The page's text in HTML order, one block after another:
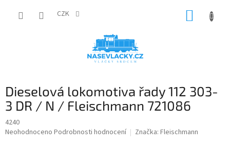
CZK
Dieselová lokomotiva řady 112 303-
3 DR / N / Fleischmann 721086
4240
Průměrné
Neohodnoceno Podrobnosti hodnocení Značka: Fleischmann